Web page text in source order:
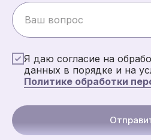
Я даю согласие на
данных в порядке и на
Политике обработки